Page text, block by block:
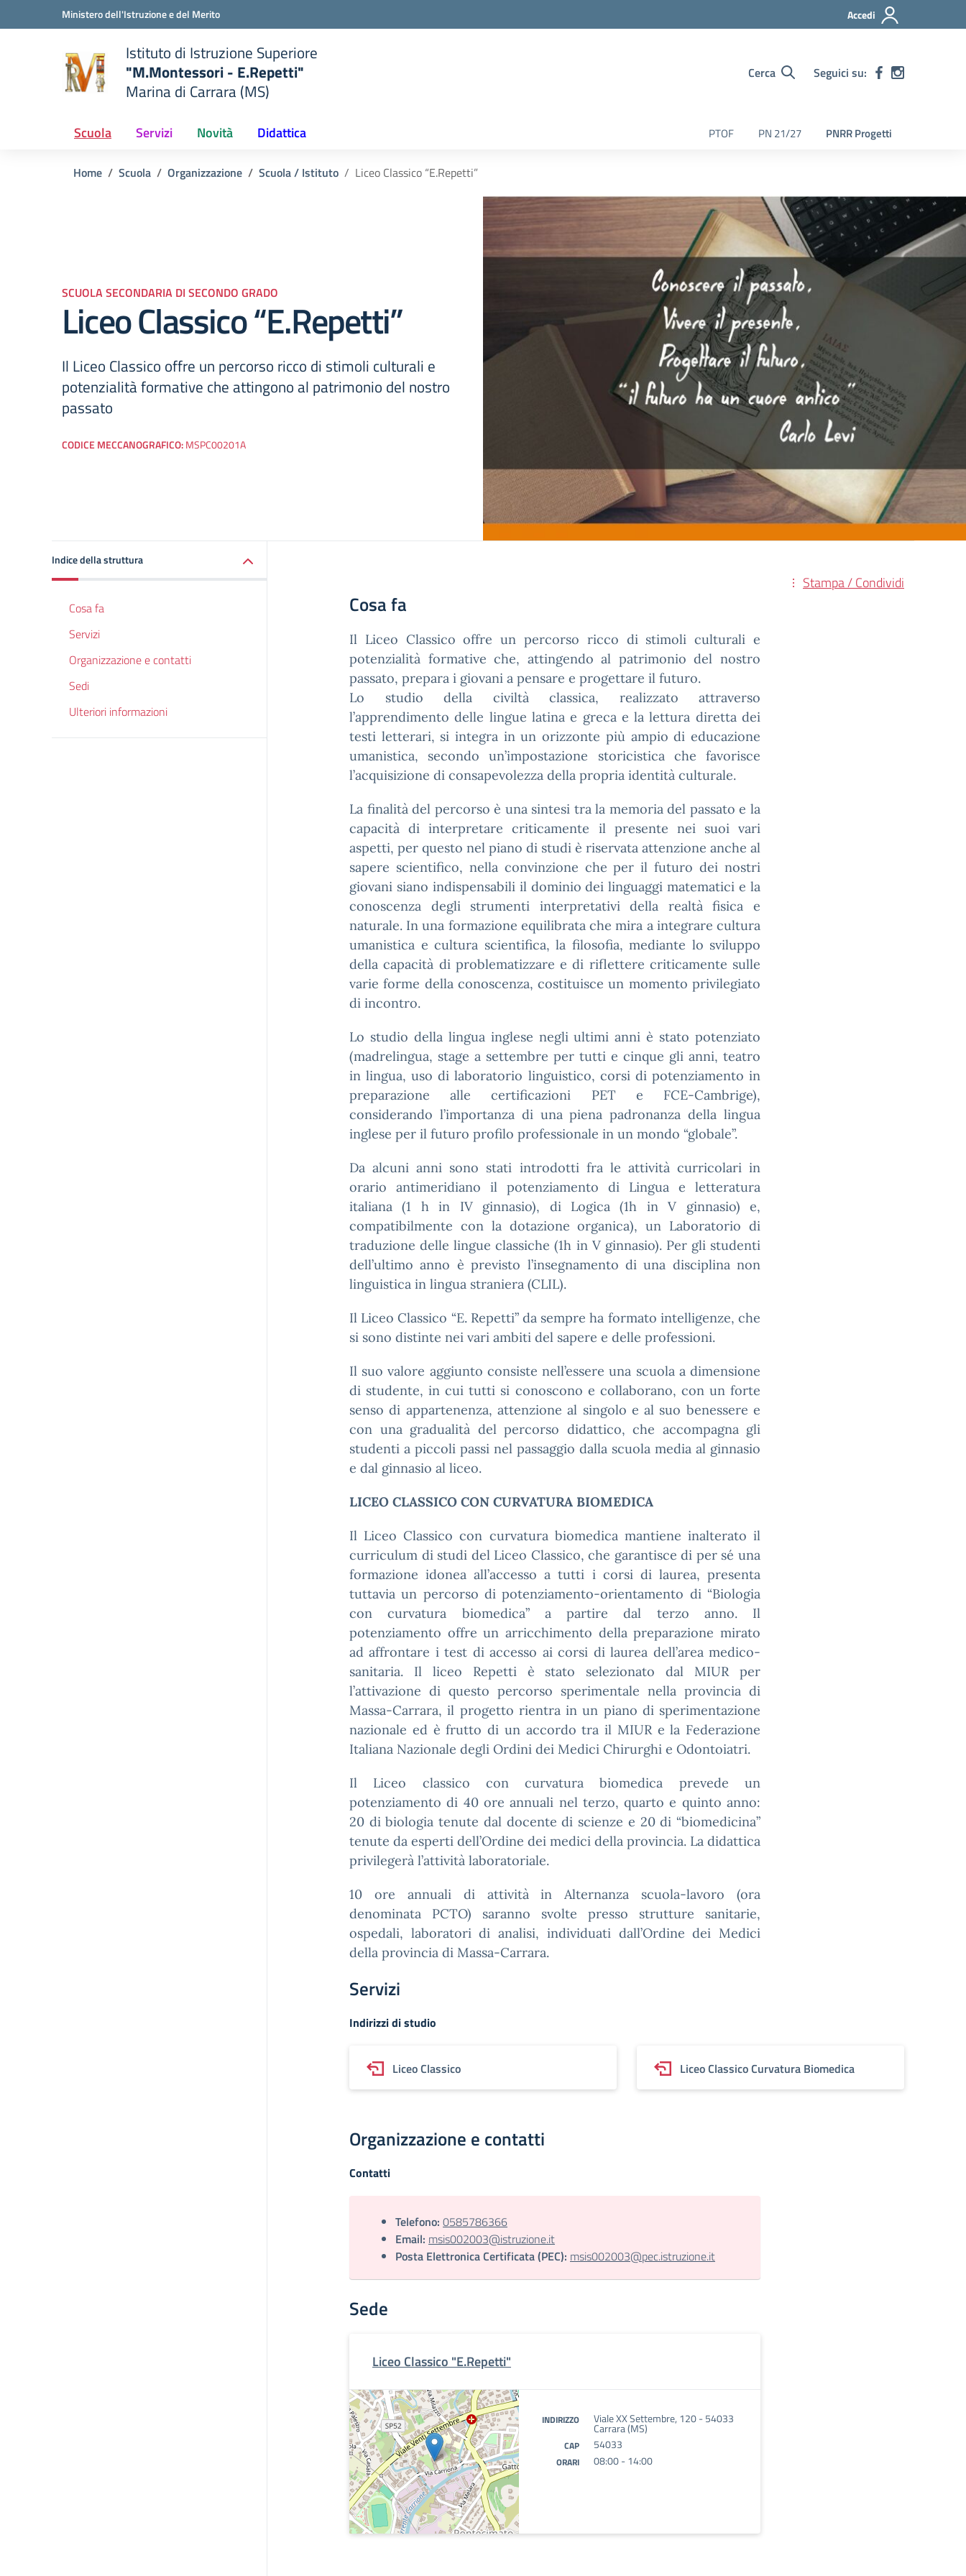
Vai ai contenuti
Vai al menu di navigazioneMinistero dell'Istruzione e del Merito Accedi
Istituto di Istruzione Superiore
"M.Montessori - E.Repetti"
Marina di Carrara (MS)
Cerca Seguici su:
Scuola Servizi Novità Didattica PTOF PN 21/27 PNRR Progetti
Home Scuola Organizzazione Scuola / Istituto Liceo Classico “E.Repetti”
SCUOLA SECONDARIA DI SECONDO GRADO
Liceo Classico “E.Repetti”
Il Liceo Classico offre un percorso ricco di stimoli culturali e
potenzialità formative che attingono al patrimonio del nostro
passato
CODICE MECCANOGRAFICO:MSPC00201A
Indice della struttura
Cosa fa
Servizi
Organizzazione e contatti
Sedi
Ulteriori informazioni
Stampa / Condividi
Cosa fa
Il Liceo Classico offre un percorso ricco di stimoli culturali e
potenzialità formative che, attingendo al patrimonio del nostro
passato, prepara i giovani a pensare e progettare il futuro.
Lo studio della civiltà classica, realizzato attraverso
l’apprendimento delle lingue latina e greca e la lettura diretta dei
testi letterari, si integra in un orizzonte più ampio di educazione
umanistica, secondo un’impostazione storicistica che favorisce
l’acquisizione di consapevolezza della propria identità culturale.
La finalità del percorso è una sintesi tra la memoria del passato e la
capacità di interpretare criticamente il presente nei suoi vari
aspetti, per questo nel piano di studi è riservata attenzione anche al
sapere scientifico, nella convinzione che per il futuro dei nostri
giovani siano indispensabili il dominio dei linguaggi matematici e la
conoscenza degli strumenti interpretativi della realtà fisica e
naturale. In una formazione equilibrata che mira a integrare cultura
umanistica e cultura scientifica, la filosofia, mediante lo sviluppo
della capacità di problematizzare e di riflettere criticamente sulle
varie forme della conoscenza, costituisce un momento privilegiato
di incontro.
Lo studio della lingua inglese negli ultimi anni è stato potenziato
(madrelingua, stage a settembre per tutti e cinque gli anni, teatro
in lingua, uso di laboratorio linguistico, corsi di potenziamento in
preparazione alle certificazioni PET e FCE-Cambrige),
considerando l’importanza di una piena padronanza della lingua
inglese per il futuro profilo professionale in un mondo “globale”.
Da alcuni anni sono stati introdotti fra le attività curricolari in
orario antimeridiano il potenziamento di Lingua e letteratura
italiana (1 h in IV ginnasio), di Logica (1h in V ginnasio) e,
compatibilmente con la dotazione organica), un Laboratorio di
traduzione delle lingue classiche (1h in V ginnasio). Per gli studenti
dell’ultimo anno è previsto l’insegnamento di una disciplina non
linguistica in lingua straniera (CLIL).
Il Liceo Classico “E. Repetti” da sempre ha formato intelligenze, che
si sono distinte nei vari ambiti del sapere e delle professioni.
Il suo valore aggiunto consiste nell’essere una scuola a dimensione
di studente, in cui tutti si conoscono e collaborano, con un forte
senso di appartenenza, attenzione al singolo e al suo benessere e
con una gradualità del percorso didattico, che accompagna gli
studenti a piccoli passi nel passaggio dalla scuola media al ginnasio
e dal ginnasio al liceo.
LICEO CLASSICO CON CURVATURA BIOMEDICA
Il Liceo Classico con curvatura biomedica mantiene inalterato il
curriculum di studi del Liceo Classico, che garantisce di per sé una
formazione idonea all’accesso a tutti i corsi di laurea, presenta
tuttavia un percorso di potenziamento-orientamento di “Biologia
con curvatura biomedica” a partire dal terzo anno. Il
potenziamento offre un arricchimento della preparazione mirato
ad affrontare i test di accesso ai corsi di laurea dell’area medico-
sanitaria. Il liceo Repetti è stato selezionato dal MIUR per
l’attivazione di questo percorso sperimentale nella provincia di
Massa-Carrara, il progetto rientra in un piano di sperimentazione
nazionale ed è frutto di un accordo tra il MIUR e la Federazione
Italiana Nazionale degli Ordini dei Medici Chirurghi e Odontoiatri.
Il Liceo classico con curvatura biomedica prevede un
potenziamento di 40 ore annuali nel terzo, quarto e quinto anno:
20 di biologia tenute dal docente di scienze e 20 di “biomedicina”
tenute da esperti dell’Ordine dei medici della provincia. La didattica
privilegerà l’attività laboratoriale.
10 ore annuali di attività in Alternanza scuola-lavoro (ora
denominata PCTO) saranno svolte presso strutture sanitarie,
ospedali, laboratori di analisi, individuati dall’Ordine dei Medici
della provincia di Massa-Carrara.
Servizi
Indirizzi di studio
Liceo Classico Liceo Classico Curvatura Biomedica
Organizzazione e contatti
Contatti
Telefono: 0585786366
Email: msis002003@istruzione.it
Posta Elettronica Certificata (PEC): msis002003@pec.istruzione.it
Sede
Liceo Classico "E.Repetti"
INDIRIZZO Viale XX Settembre, 120 - 54033
Carrara (MS)
CAP 54033
ORARI 08:00 - 14:00